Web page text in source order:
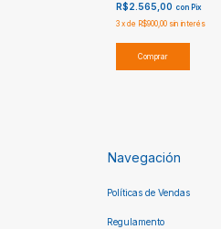
R$2.565,00 con Pix
3 x de R$900,00 sin interés
Comprar
Navegación
Políticas de Vendas
Regulamento